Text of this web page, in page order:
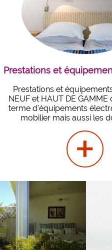
Prestations et
Prestations et
NEUF et HAUT DE
terme d'équipements
mobilier mais aussi les
+